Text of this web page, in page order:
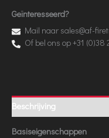
Geïnteresseerd?
Mail naar sales@af-
Of bel ons op +31 (0)38
Beschrijving
Basiseigenschappen